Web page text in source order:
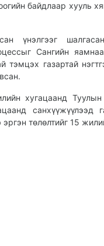
байдлаар хууль
үнэлгээг
Сангийн
тэмцэх газартай
хугацаанд
санхүүжүүлээд
эргэн төлөлтийг 15